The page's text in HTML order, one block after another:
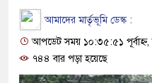
আমাদের মার্তৃভূমি ডেস্ক :
আপডেট সময় ১০:৩৫:৫১ পূর্বাহ্ন,
৭৪৪ বার পড়া হয়েছে